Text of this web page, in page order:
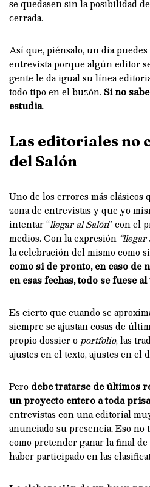
se quedasen sin la posibilidad
cerrada.
Así que, piénsalo, un día
entrevista porque algún editor
gente le da igual su línea
todo tipo en el buzón.Si no
estudia.
Las editoriales no
del Salón
Uno de los errores más clásicos
zona de entrevistas y que yo
intentar “llegar al Salón” con el
medios. Con la expresión “llegar
la celebración del mismo como
como si de pronto, en caso de
en esas fechas, todo se fuese
Es cierto que cuando se
siempre se ajustan cosas de
propio dossier o portfolio, las
ajustes en el texto, ajustes en el
Pero debe tratarse de últimos
un proyecto entero a toda prisa
entrevistas con una editorial
anunciado su presencia. Eso
como pretender ganar la final
haber participado en las